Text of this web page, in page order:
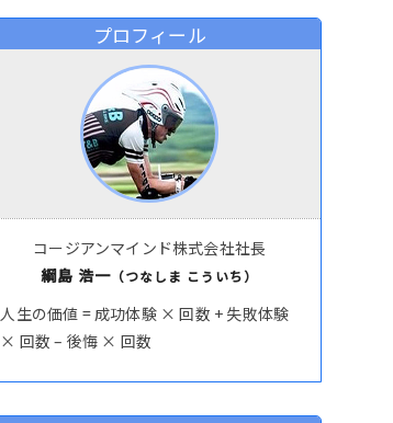
プロフィール
コージアンマインド株式会社社長
綱島 浩一 （つなしま こういち）
人生の価値 = 成功体験 × 回数 + 失敗体験
× 回数 – 後悔 × 回数